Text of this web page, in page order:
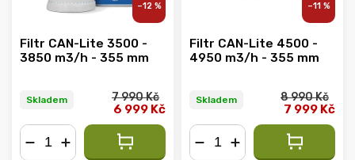
–12 %
Filtr CAN-Lite 3500 -
3850 m3/h - 355 mm
Skladem 7 990 Kč
6 999 Kč
–11 %
Filtr CAN-Lite 4500 -
4950 m3/h - 355 mm
Skladem 8 990 Kč
7 999 Kč